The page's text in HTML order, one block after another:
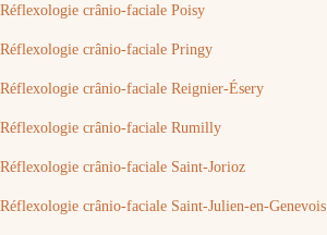
Réflexologie crânio-faciale Poisy
Réflexologie crânio-faciale Pringy
Réflexologie crânio-faciale Reignier-Ésery
Réflexologie crânio-faciale Rumilly
Réflexologie crânio-faciale Saint-Jorioz
Réflexologie crânio-faciale Saint-Julien-en-Genevois